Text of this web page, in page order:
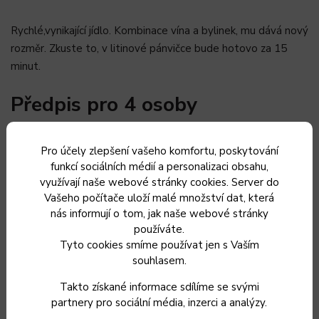
Pro účely zlepšení vašeho komfortu, poskytování
funkcí sociálních médií a personalizaci obsahu,
využívají naše webové stránky cookies. Server do
Vašeho počítače uloží malé množství dat, která
nás informují o tom, jak naše webové stránky
používáte.
Tyto cookies smíme používat jen s Vaším
souhlasem.
Takto získané informace sdílíme se svými
partnery pro sociální média, inzerci a analýzy.
Rychlé,vynikající jídlo. Kombinace vína a bylinek, mu dává nový
rozměr. Zkuste to, v litinové pánvičce bude hotovo za 15
minut.
Předpis pro 4 osoby
500 g
1 větš
í cibule
1,5 dcl kvalitního suchého vína
lžička hl. mouky
pár lžic vývaru nebo vody
hrsť čerstvývh zelených bylinek ( ideální je čerstvý
majoorán,nebo pažitka atd…)